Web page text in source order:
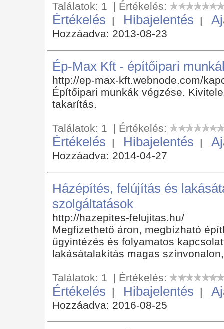
Találatok: 1 | Értékelés:
Értékelés | Hibajelentés |
Hozzáadva: 2013-08-23
Ép-Max Kft - építőipari
http://ep-max-kft.webnode.com/
Építőipari munkák végzése.
takarítás.
Találatok: 1 | Értékelés:
Értékelés | Hibajelentés |
Hozzáadva: 2014-04-27
Házépítés, felújítás és
szolgáltatások
http://hazepites-felujitas.hu/
Megfizethető áron, megbízható
ügyintézés és folyamatos
lakásátalakítás magas
Találatok: 1 | Értékelés:
Értékelés | Hibajelentés |
Hozzáadva: 2016-08-25